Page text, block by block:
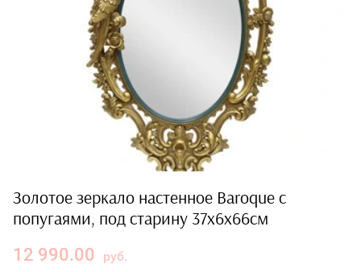
Золотое зеркало настенное Baroque с
попугаями, под старину 37x6x66см
12 990.00 руб.